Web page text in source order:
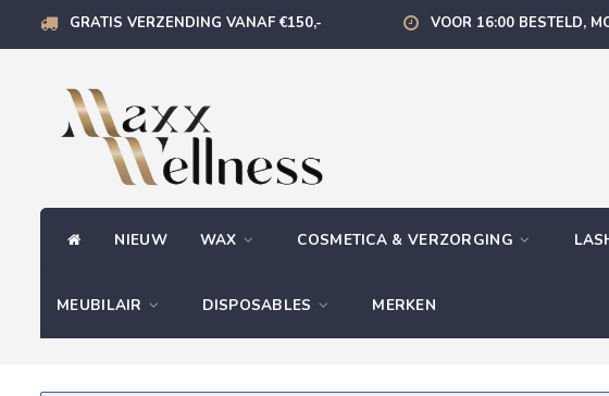
GRATIS VERZENDING VANAF €150,- VOOR 16:00 BESTELD,
NIEUW WAX COSMETICA & VERZORGING
MEUBILAIR DISPOSABLES MERKEN